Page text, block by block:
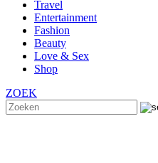
Travel
Entertainment
Fashion
Beauty
Love & Sex
Shop
ZOEK